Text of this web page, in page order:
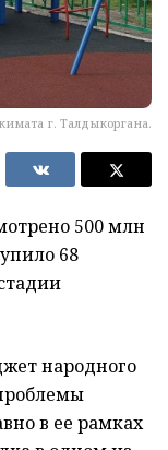
г. Талдыкоргана.
500 млн
68
народного
в ее рамках